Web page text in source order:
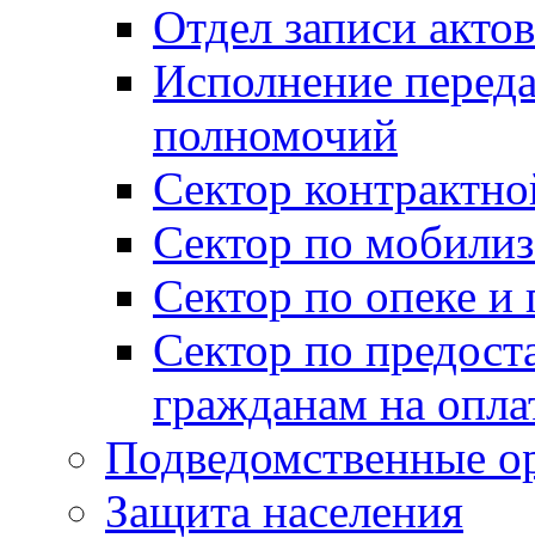
Отдел записи
Исполнение
полномочий
Сектор
Сектор по
Сектор по опеке и
Сектор по
гражданам на
Подведомственные
Защита населения